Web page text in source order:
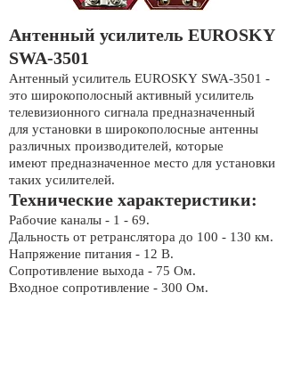
Антенный усилитель EUROSKY
SWA-3501
Антенный усилитель EUROSKY SWA-3501 -
это широкополосный активный усилитель
телевизионного сигнала предназначенный
для установки в широкополосные антенны
различных производителей, которые
имеют предназначенное место для установки
таких усилителей.
Технические характеристики:
Рабочие каналы - 1 - 69.
Дальность от ретранслятора до 100 - 130 км.
Напряжение питания - 12 В.
Сопротивление выхода - 75 Ом.
Входное сопротивление - 300 Ом.